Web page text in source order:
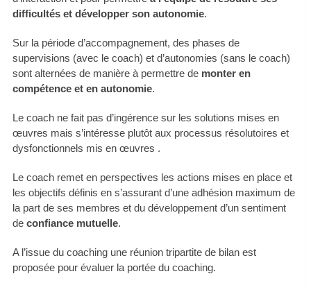
difficultés et développer son autonomie.
Sur la période d’accompagnement, des phases de
supervisions (avec le coach) et d’autonomies (sans le coach)
sont alternées de manière à permettre de monter en
compétence et en autonomie.
Le coach ne fait pas d’ingérence sur les solutions mises en
œuvres mais s’intéresse plutôt aux processus résolutoires et
dysfonctionnels mis en œuvres .
Le coach remet en perspectives les actions mises en place et
les objectifs définis en s’assurant d’une adhésion maximum de
la part de ses membres et du développement d’un sentiment
de confiance mutuelle.
A l’issue du coaching une réunion tripartite de bilan est
proposée pour évaluer la portée du coaching.